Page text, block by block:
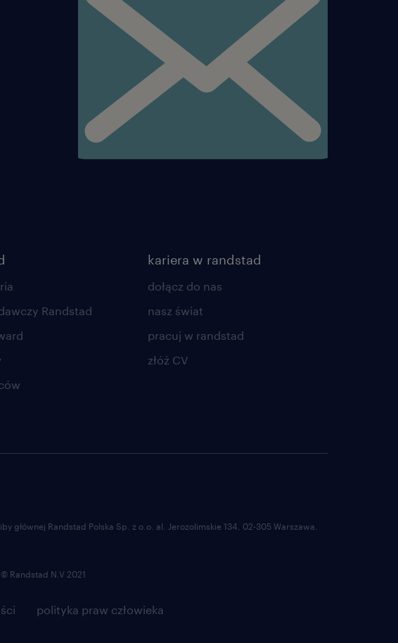
i współdecydowania o
projektu.
technologiami i narzędziami.
pracy oraz wsparcie zespołu na
Randstad
kariera w randstad
dołącz do nas
nasz świat
pracuj w randstad
złóż CV
polityka praw człowieka
głównej Randstad Polska Sp. z o.o. al. Jerozolimskie 134, 02-305 Warszawa.
© Randstad N.V 2021